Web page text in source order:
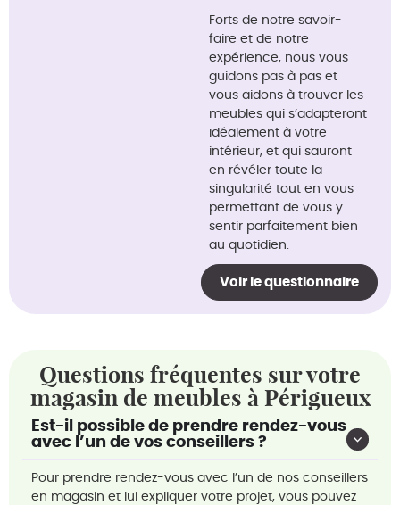
Forts de notre savoir-
faire et de notre
expérience, nous vous
guidons pas à pas et
vous aidons à trouver les
meubles qui s’adapteront
idéalement à votre
intérieur, et qui sauront
en révéler toute la
singularité tout en vous
permettant de vous y
sentir parfaitement bien
au quotidien.
Voir le questionnaire
Questions fréquentes sur votre
magasin de meubles à Périgueux
Est-il possible de prendre rendez-vous
avec l’un de vos conseillers ?
Pour prendre rendez-vous avec l’un de nos conseillers
en magasin et lui expliquer votre projet, vous pouvez